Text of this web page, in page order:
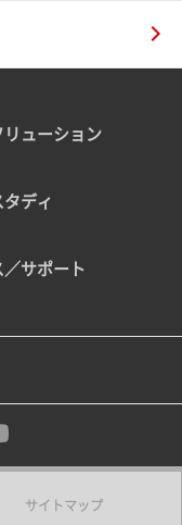
リューション
タディ
／サポート
サイトマップ